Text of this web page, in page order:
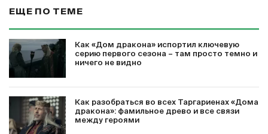
ЕЩЕ ПО ТЕМЕ
Как «Дом дракона» испортил ключевую
серию первого сезона – там просто темно и
ничего не видно
Как разобраться во всех Таргариенах «Дома
дракона»: фамильное древо и все связи
между героями